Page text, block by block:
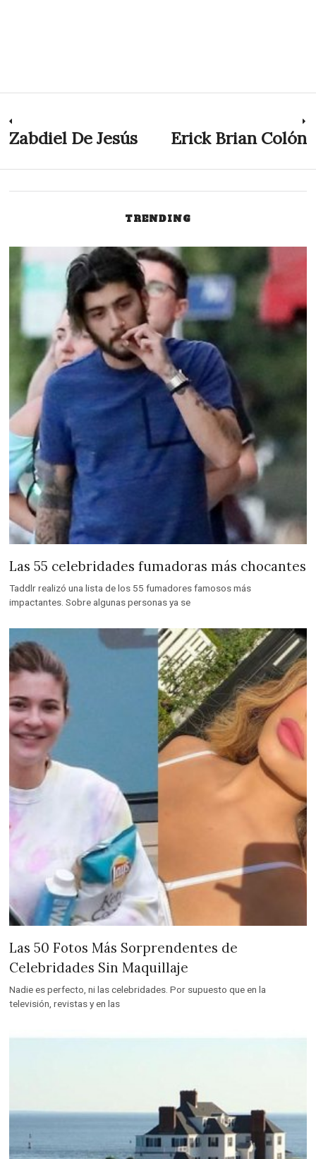
Navegación
de
Previous
Zabdiel De Jesús Erick Brian Colón
TRENDING
Las 55 celebridades fumadoras más chocantes
Taddlr realizó una lista de los 55 fumadores famosos más
impactantes. Sobre algunas personas ya se
Las 50 Fotos Más Sorprendentes de
Celebridades Sin Maquillaje
Nadie es perfecto, ni las celebridades. Por supuesto que en la
televisión, revistas y en las